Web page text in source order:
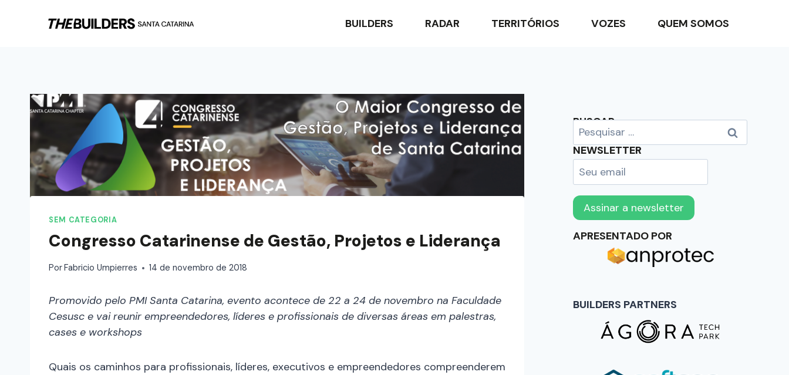
BUILDERS RADAR TERRITÓRIOS VOZES QUEM SOMOS
SEM CATEGORIA
Congresso Catarinense de Gestão, Projetos e Liderança
PorFabricio Umpierres 14 de novembro de 2018
Promovido pelo PMI Santa Catarina, evento acontece de 22 a 24 de novembro na Faculdade
Cesusc e vai reunir empreendedores, líderes e profissionais de diversas áreas em palestras,
cases e workshops
Quais os caminhos para profissionais, líderes, executivos e empreendedores compreenderem
BUSCAR
NEWSLETTER
APRESENTADO POR
BUILDERS PARTNERS